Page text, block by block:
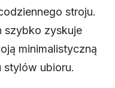
stroju.
szybko zyskuje
minimalistyczną
stylów ubioru.